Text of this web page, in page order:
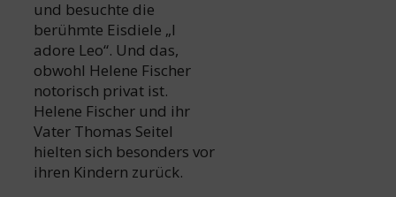
und besuchte die
berühmte Eisdiele „I
adore Leo“. Und das,
obwohl Helene Fischer
notorisch privat ist.
Helene Fischer und ihr
Vater Thomas Seitel
hielten sich besonders vor
ihren Kindern zurück.